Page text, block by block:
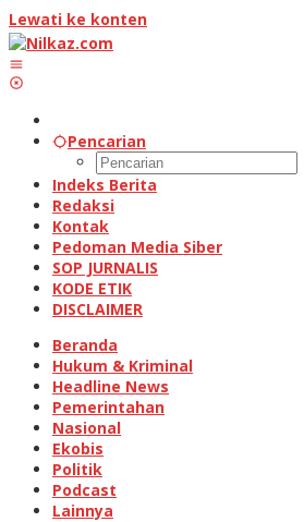
Lewati ke konten
Pencarian
Indeks Berita
Redaksi
Kontak
Pedoman Media Siber
SOP JURNALIS
KODE ETIK
DISCLAIMER
Beranda
Hukum & Kriminal
Headline News
Pemerintahan
Nasional
Ekobis
Politik
Podcast
Lainnya